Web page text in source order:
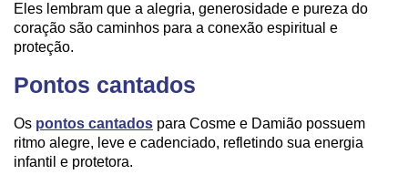
Eles lembram que a alegria, generosidade e pureza do
coração são caminhos para a conexão espiritual e
proteção.
Pontos cantados
Os pontos cantados para Cosme e Damião possuem
ritmo alegre, leve e cadenciado, refletindo sua energia
infantil e protetora.